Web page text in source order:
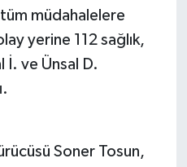
müdahalelere
yerine 112 sağlık,
İ. ve Ünsal D.
Soner Tosun,